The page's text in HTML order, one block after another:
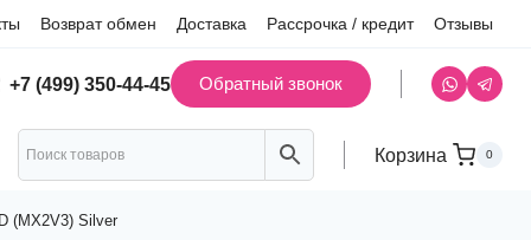
Возврат обмен Доставка Рассрочка / кредит Отзывы
+7 (499) 350-44-45 Обратный звонок
Корзина 0
(MX2V3) Silver